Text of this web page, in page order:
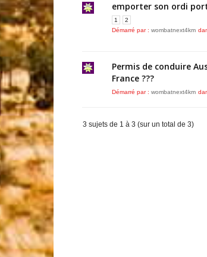
emporter son ordi
1
2
Démarré par : wombatnext4km
Permis de conduire
France ???
Démarré par : wombatnext4km
3 sujets de 1 à 3 (sur un total de 3)